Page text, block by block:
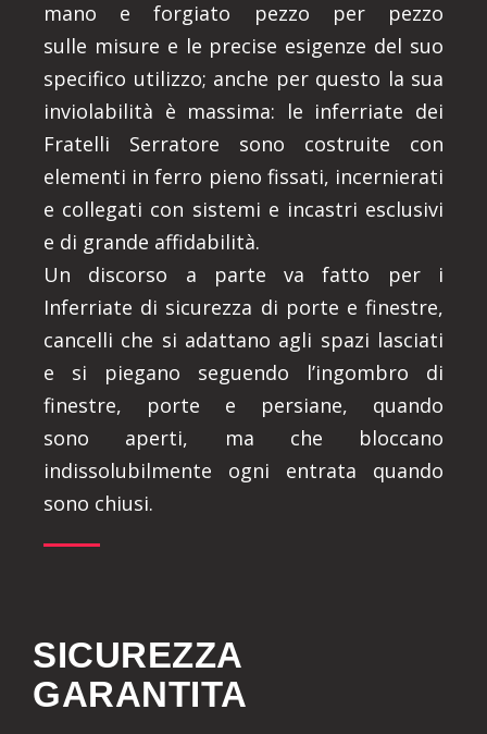
mano e forgiato pezzo per pezzo
sulle misure e le precise esigenze del suo
specifico utilizzo; anche per questo la sua
inviolabilità è massima: le inferriate dei
Fratelli Serratore sono costruite con
elementi in ferro pieno fissati, incernierati
e collegati con sistemi e incastri esclusivi
e di grande affidabilità.
Un discorso a parte va fatto per i
Inferriate di sicurezza di porte e finestre,
cancelli che si adattano agli spazi lasciati
e si piegano seguendo l’ingombro di
finestre, porte e persiane, quando
sono aperti, ma che bloccano
indissolubilmente ogni entrata quando
sono chiusi.
SICUREZZA
GARANTITA